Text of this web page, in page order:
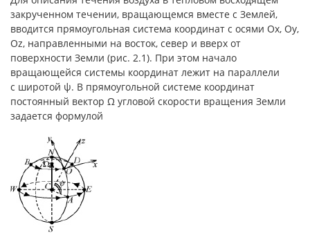
закрученном течении, вращающемся вместе с Землей,
вводится прямоугольная система координат с осями Ox, Oy,
Oz, направленными на восток, север и вверх от
поверхности Земли (рис. 2.1). При этом начало
вращающейся системы координат лежит на параллели
с широтой ψ. В прямоугольной системе координат
постоянный вектор Ω угловой скорости вращения Земли
задается формулой